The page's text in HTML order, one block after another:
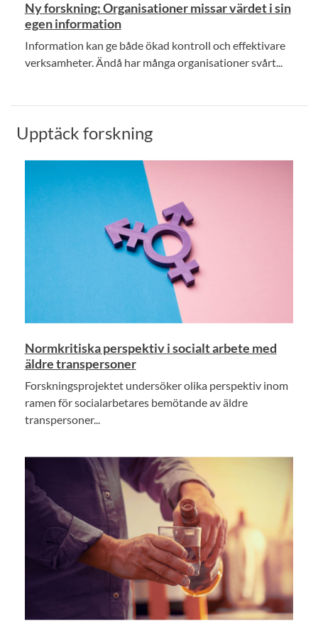
Ny forskning: Organisationer missar värdet i sin
egen information
Information kan ge både ökad kontroll och effektivare
verksamheter. Ändå har många organisationer svårt...
Upptäck forskning
Normkritiska perspektiv i socialt arbete med
äldre transpersoner
Forskningsprojektet undersöker olika perspektiv inom
ramen för socialarbetares bemötande av äldre
transpersoner...